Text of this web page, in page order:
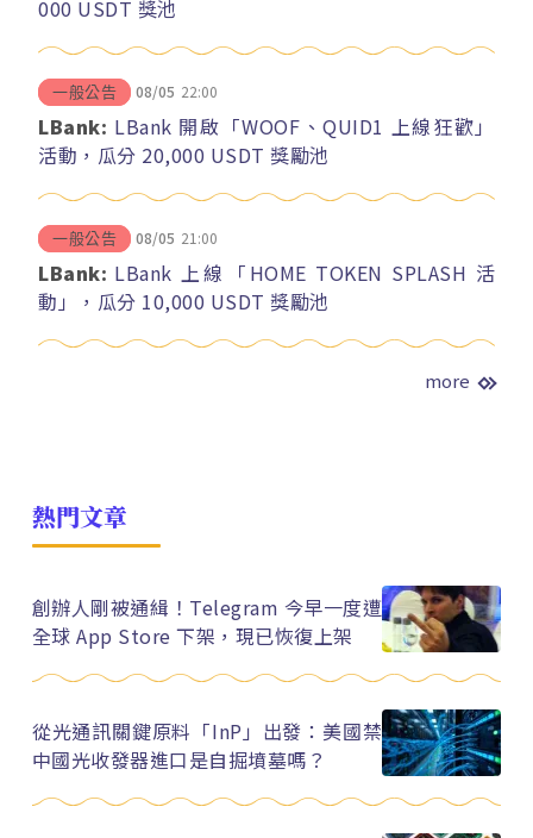
000 USDT 獎池
一般公告 08/05 22:00
LBank: LBank 開啟「WOOF、QUID1 上線狂歡」
活動，瓜分 20,000 USDT 獎勵池
一般公告 08/05 21:00
LBank: LBank 上線「HOME TOKEN SPLASH 活
動」，瓜分 10,000 USDT 獎勵池
more
熱門文章
創辦人剛被通緝！Telegram 今早一度遭
全球 App Store 下架，現已恢復上架
從光通訊關鍵原料「InP」出發：美國禁
中國光收發器進口是自掘墳墓嗎？